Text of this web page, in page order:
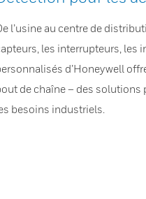
l’usine au centre de
les interrupteurs, les
d’Honeywell
de chaîne – des
besoins industriels.